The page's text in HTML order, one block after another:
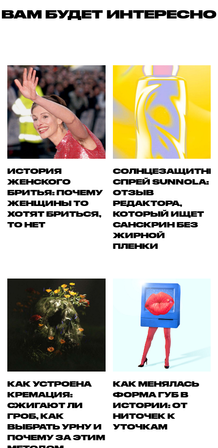
ВАМ БУДЕТ ИНТЕРЕСНО
ИСТОРИЯ
ЖЕНСКОГО
БРИТЬЯ: ПОЧЕМУ
ЖЕНЩИНЫ ТО
ХОТЯТ БРИТЬСЯ,
ТО НЕТ
СПРЕЙ SUNNOLA:
ОТЗЫВ
РЕДАКТОРА,
КОТОРЫЙ ИЩЕТ
САНСКРИН БЕЗ
ЖИРНОЙ
ПЛЕНКИ
КАК УСТРОЕНА
КРЕМАЦИЯ:
СЖИГАЮТ ЛИ
ГРОБ, КАК
ВЫБРАТЬ УРНУ И
ПОЧЕМУ ЗА ЭТИМ
КАК МЕНЯЛАСЬ
ФОРМА ГУБ В
ИСТОРИИ: ОТ
НИТОЧЕК К
УТОЧКАМ